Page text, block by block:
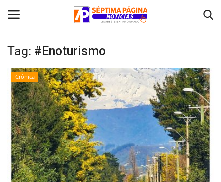
Inicio
Crónica
Policial
Tribunales
Deporte
Tag: #Enoturismo
Crónica